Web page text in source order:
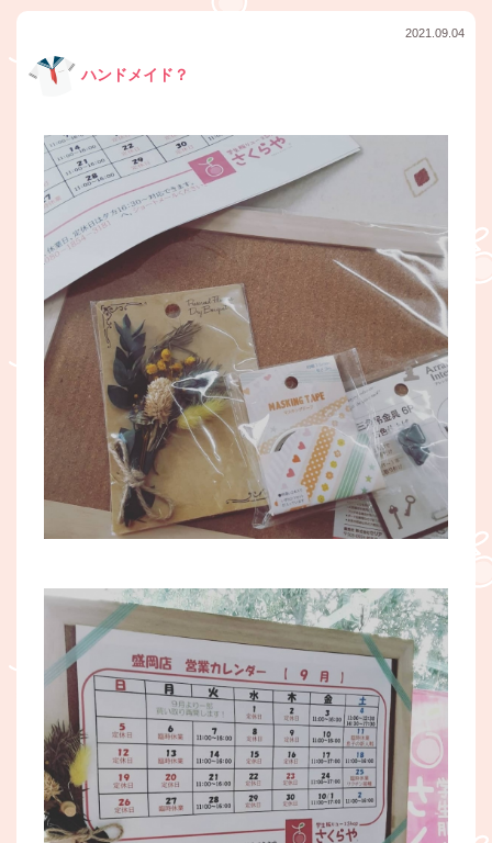
2021.09.04
ハンドメイド？